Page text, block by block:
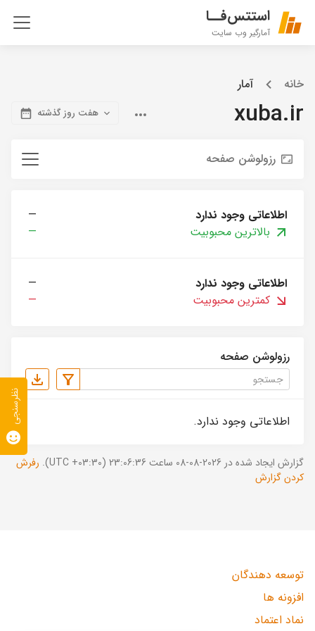
استتس‌فــا
آمارگیر وب سایت
خانه آمار
xuba.ir هفت روز گذشته
رزولوشن صفحه
اطلاعاتی وجود ندارد
—
بالاترین محبوبیت
—
اطلاعاتی وجود ندارد
—
کمترین محبوبیت
—
رزولوشن صفحه
اطلاعاتی وجود ندارد.
گزارش ایجاد شده در 2026-08-08 ساعت 23:06:36 (UTC +03:30).
رفرش
کردن گزارش
توسعه دهندگان
افزونه ها
نماد اعتماد
نظرسنجی